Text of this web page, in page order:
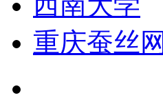
重庆蚕丝网